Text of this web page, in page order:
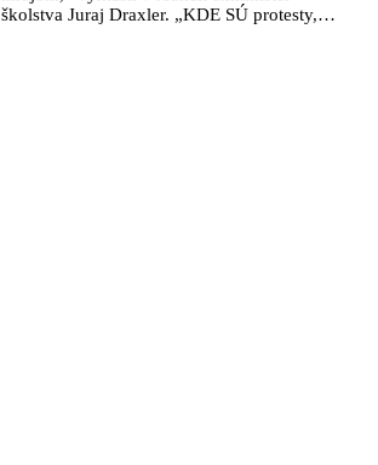
školstva Juraj Draxler. „KDE SÚ protesty,